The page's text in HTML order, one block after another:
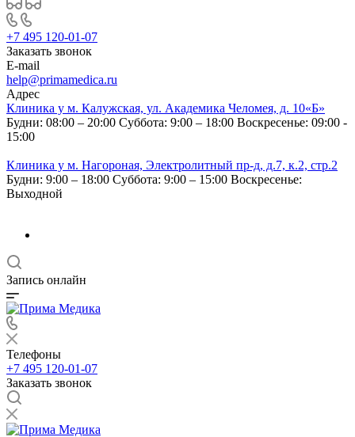
+7 495 120-01-07
Заказать звонок
E-mail
help@primamedica.ru
Адрес
Клиника у м. Калужская, ул. Академика Челомея, д. 10«Б»
Будни: 08:00 – 20:00 Суббота: 9:00 – 18:00 Воскресенье: 09:00 -
15:00
Клиника у м. Нагороная, Электролитный пр-д, д.7, к.2, стр.2
Будни: 9:00 – 18:00 Суббота: 9:00 – 15:00 Воскресенье:
Выходной
Запись онлайн
Телефоны
+7 495 120-01-07
Заказать звонок